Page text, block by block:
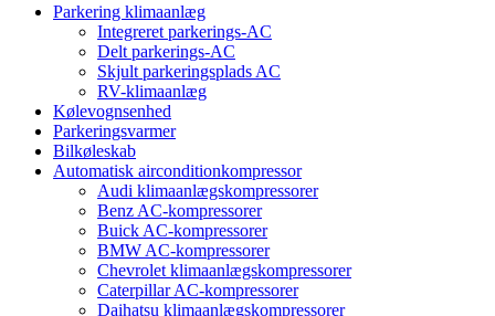
Parkering klimaanlæg
Integreret parkerings-AC
Delt parkerings-AC
Skjult parkeringsplads AC
RV-klimaanlæg
Kølevognsenhed
Parkeringsvarmer
Bilkøleskab
Automatisk airconditionkompressor
Audi klimaanlægskompressorer
Benz AC-kompressorer
Buick AC-kompressorer
BMW AC-kompressorer
Chevrolet klimaanlægskompressorer
Caterpillar AC-kompressorer
Daihatsu klimaanlægskompressorer